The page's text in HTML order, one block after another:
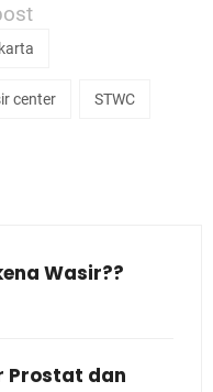
center STWC
Wasir??
Prostat dan